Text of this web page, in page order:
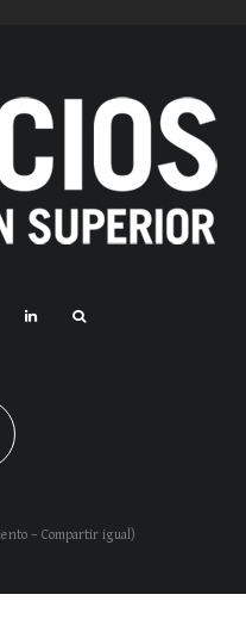
– Compartir igual)